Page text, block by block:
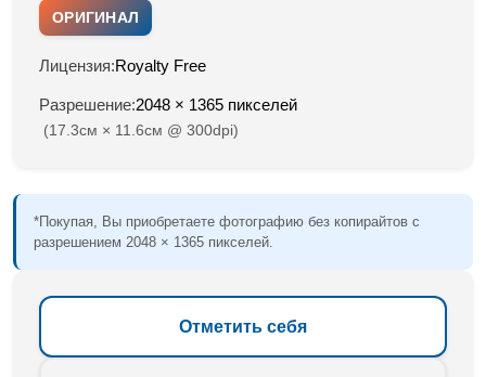
ОРИГИНАЛ
Лицензия:Royalty Free
Разрешение:2048 × 1365 пикселей
(17.3см × 11.6см @ 300dpi)
*Покупая, Вы приобретаете фотографию без копирайтов с
разрешением 2048 × 1365 пикселей.
Отметить себя